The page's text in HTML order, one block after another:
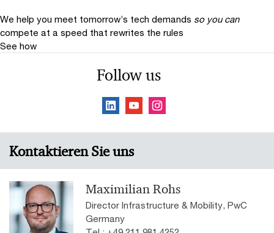
We help you meet tomorrow’s tech demands so you can
compete at a speed that rewrites the rules
See how
Follow us
Kontaktieren Sie uns
Maximilian Rohs
Director Infrastructure & Mobility, PwC
Germany